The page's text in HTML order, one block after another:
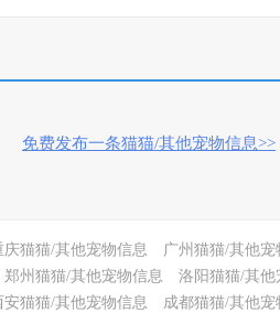
免费发布一条猫猫/其他宠物信息>>
庆猫猫/其他宠物信息 广州猫猫/其他宠
郑州猫猫/其他宠物信息 洛阳猫猫/其他
安猫猫/其他宠物信息 成都猫猫/其他宠